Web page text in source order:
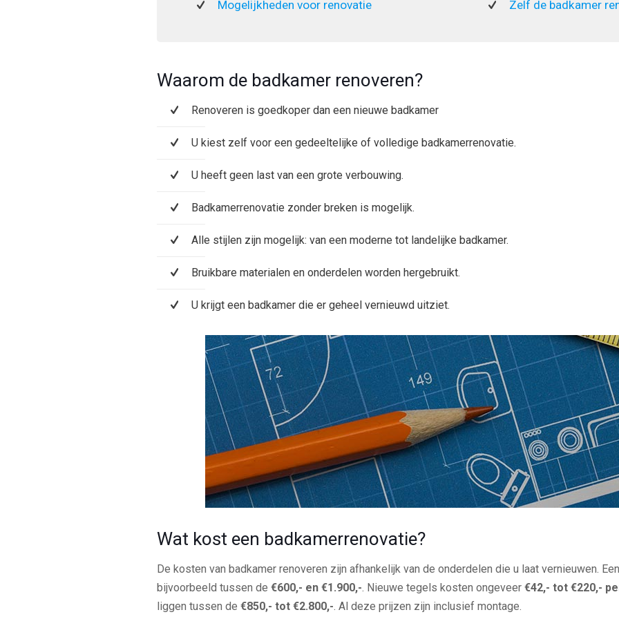
Mogelijkheden voor renovatie Zelf de badkamer
Waarom de badkamer renoveren?
Renoveren is goedkoper dan een nieuwe badkamer
U kiest zelf voor een gedeeltelijke of volledige badkamerrenovatie.
U heeft geen last van een grote verbouwing.
Badkamerrenovatie zonder breken is mogelijk.
Alle stijlen zijn mogelijk: van een moderne tot landelijke badkamer.
Bruikbare materialen en onderdelen worden hergebruikt.
U krijgt een badkamer die er geheel vernieuwd uitziet.
Wat kost een badkamerrenovatie?
De kosten van badkamer renoveren zijn afhankelijk van de onderdelen die u laat vernieuwen.
bijvoorbeeld tussen de €600,- en €1.900,-. Nieuwe tegels kosten ongeveer €42,- tot €220,-
liggen tussen de €850,- tot €2.800,-. Al deze prijzen zijn inclusief montage.